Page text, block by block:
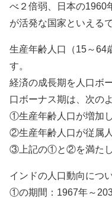
べ２倍弱、日本の1960
が活発な国家といえる
生産年齢人口（15～64
す。
経済の成長期を人口ボ
口ボーナス期は、次の
①生産年齢人口が増加
②生産年齢人口が従属
③上記の①と②を満たし
インドの人口動向につ
①の期間：1967年～